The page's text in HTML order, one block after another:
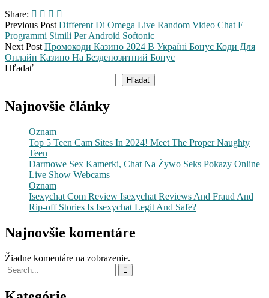
Share:
Previous Post Different Di Omega Live Random Video Chat E
Programmi Simili Per Android Softonic
Next Post Промокоди Казино 2024 В Україні Бонус Коди Для
Онлайн Казино На Бездепозитний Бонус
Hľadať
Hľadať
Najnovšie články
Oznam
Top 5 Teen Cam Sites In 2024! Meet The Proper Naughty
Teen
Darmowe Sex Kamerki, Chat Na Żywo Seks Pokazy Online
Live Show Webcams
Oznam
Isexychat Com Review Isexychat Reviews And Fraud And
Rip-off Stories Is Isexychat Legit And Safe?
Najnovšie komentáre
Žiadne komentáre na zobrazenie.